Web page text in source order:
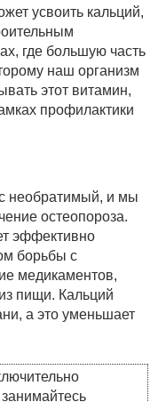
усвоить кальций,
где большую часть
наш организм
этот витамин,
профилактики
необратимый, и мы
остеопороза.
эффективно
борьбы с
медикаментов,
пищи. Кальций
а это уменьшает